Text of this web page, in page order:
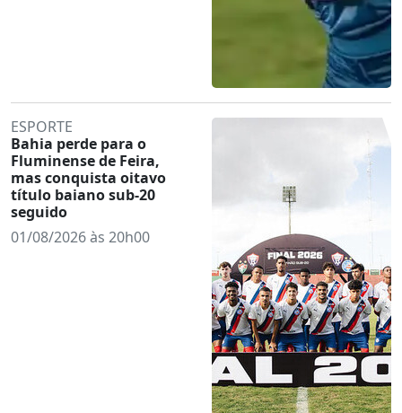
ESPORTE
Bahia perde para o
Fluminense de Feira,
mas conquista oitavo
título baiano sub-20
seguido
01/08/2026 às 20h00